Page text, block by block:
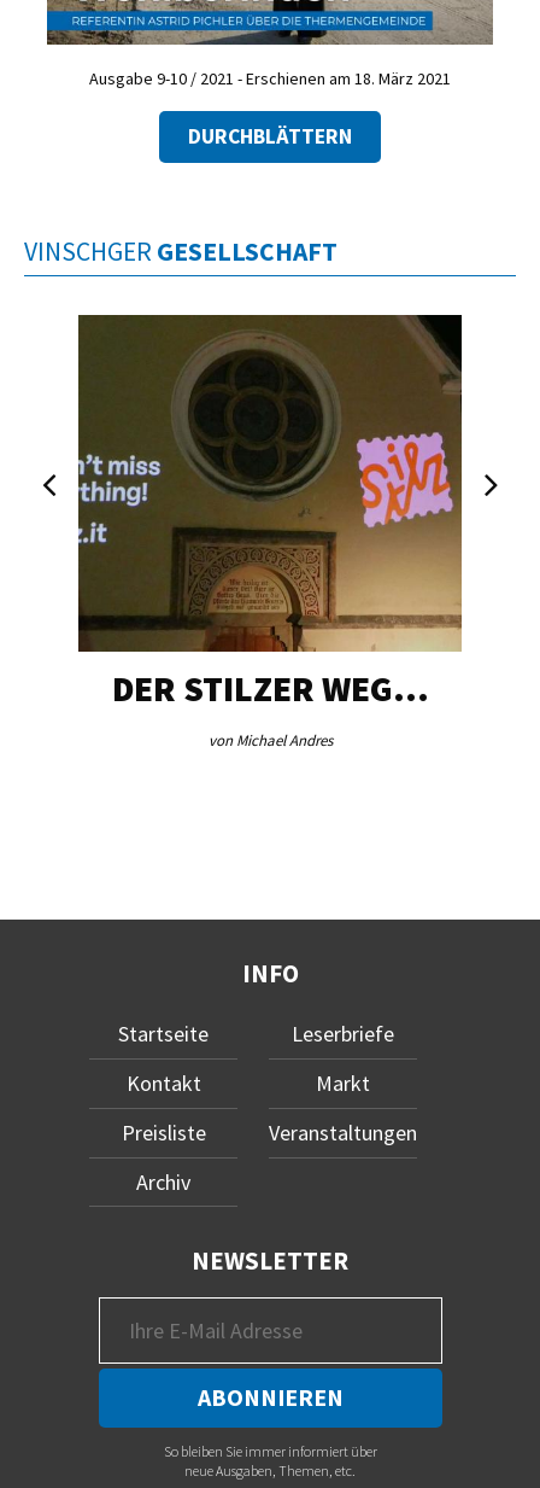
Ausgabe 9-10 / 2021 - Erschienen am 18. März 2021
DURCHBLÄTTERN
VINSCHGER GESELLSCHAFT
DER STILZER WEG…
von Michael Andres
INFO
Startseite
Kontakt
Preisliste
Archiv
Leserbriefe
Markt
Veranstaltungen
NEWSLETTER
So bleiben Sie immer informiert über
neue Ausgaben, Themen, etc.